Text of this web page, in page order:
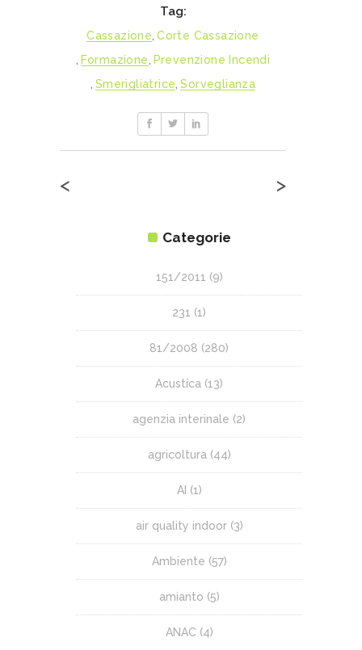
Tag:
Cassazione Corte Cassazione
Formazione
Prevenzione Incendi
Smerigliatrice Sorveglianza
< >
Categorie
151/2011 (9)
231 (1)
81/2008 (280)
Acustica (13)
agenzia interinale (2)
agricoltura (44)
AI (1)
air quality indoor(3)
Ambiente (57)
amianto (5)
ANAC (4)